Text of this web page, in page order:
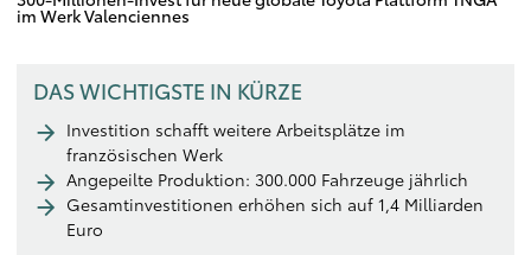
im Werk Valenciennes
DAS WICHTIGSTE IN KÜRZE
Investition schafft weitere Arbeitsplätze im
französischen Werk
Angepeilte Produktion: 300.000 Fahrzeuge jährlich
Gesamtinvestitionen erhöhen sich auf 1,4 Milliarden
Euro